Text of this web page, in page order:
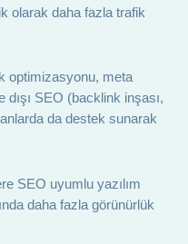
olarak daha fazla trafik
optimizasyonu, meta
dışı SEO (backlink inşası,
da destek sunarak
SEO uyumlu yazılım
daha fazla görünürlük